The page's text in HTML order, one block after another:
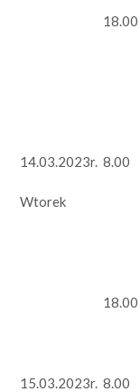
18.00
14.03.2023r.
Wtorek
8.00
18.00
15.03.2023r. 8.00